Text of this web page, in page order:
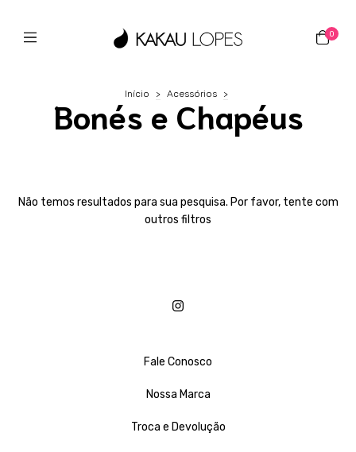
0
Início > Acessórios >
Bonés e Chapéus
Não temos resultados para sua pesquisa. Por favor, tente com
outros filtros
Fale Conosco
Nossa Marca
Troca e Devolução